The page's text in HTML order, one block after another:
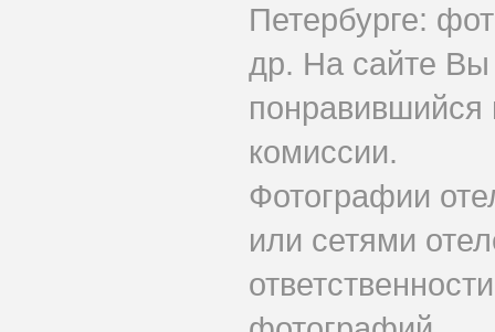
Петербурге:
др. На сайте Вы
понравившийся
комиссии.
Фотографии
или сетями